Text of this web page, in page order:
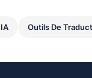
IA Outils De